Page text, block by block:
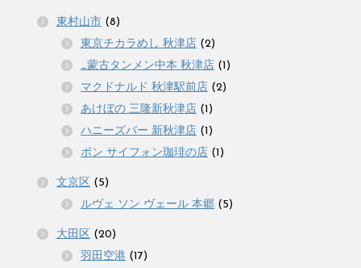
東村山市 (8)
東京チカラめし 秋津店 (2)
_蒙古タンメン中本 秋津店 (1)
マクドナルド 秋津駅前店 (2)
あけぼの 三隆新秋津店 (1)
ハニーズバー 新秋津店 (1)
ボン サイフォン珈琲の店 (1)
文京区 (5)
ルヴェ ソン ヴェール 本郷 (5)
大田区 (20)
羽田空港 (17)